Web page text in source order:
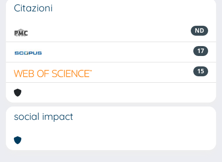
Citazioni
ND
17
15
social impact